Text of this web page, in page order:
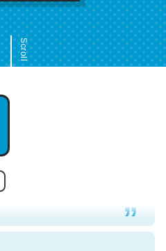
Scroll
バーなんだろうなと凄く思
原文もお勧め。自分はこの流
Then Covid hit. Shit.
by ラーズ・ヌートバー